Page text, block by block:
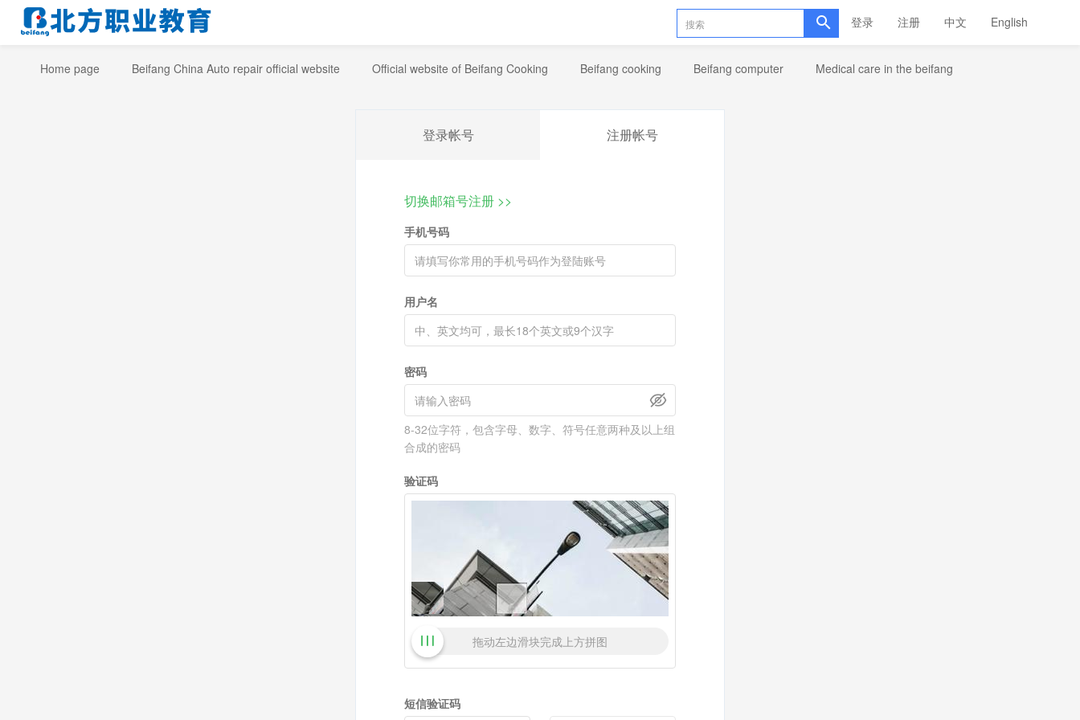
Home page Beifang China Auto repair official website Official website of Beifang Cooking Beifang cooking Beifang computer Medical care in the beifang
登录 注册 中文 English
登录帐号 注册帐号
切换邮箱号注册 >>
手机号码
用户名
密码
8-32位字符，包含字母、数字、符号任意两种及以上组
合成的密码
验证码
拖动左边滑块完成上方拼图
短信验证码